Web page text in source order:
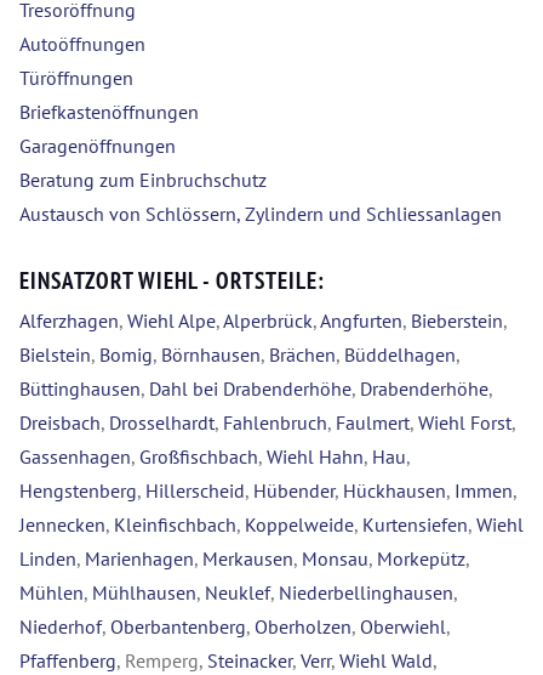
Tresoröffnung
Autoöffnungen
Türöffnungen
Briefkastenöffnungen
Garagenöffnungen
Beratung zum Einbruchschutz
Austausch von Schlössern, Zylindern und Schliessanlagen
EINSATZORT WIEHL - ORTSTEILE:
Alferzhagen, Wiehl Alpe,Alperbrück,Angfurten, Bieberstein,
Bielstein, Bomig, Börnhausen, Brächen, Büddelhagen,
Büttinghausen, Dahl bei Drabenderhöhe, Drabenderhöhe,
Dreisbach, Drosselhardt, Fahlenbruch, Faulmert, Wiehl Forst,
Gassenhagen, Großfischbach, Wiehl Hahn, Hau,
Hengstenberg, Hillerscheid, Hübender, Hückhausen, Immen,
Jennecken, Kleinfischbach, Koppelweide, Kurtensiefen, Wiehl
Linden, Marienhagen, Merkausen, Monsau, Morkepütz,
Mühlen, Mühlhausen, Neuklef, Niederbellinghausen,
Niederhof, Oberbantenberg, Oberholzen, Oberwiehl,
Pfaffenberg, Remperg, Steinacker, Verr, Wiehl Wald,